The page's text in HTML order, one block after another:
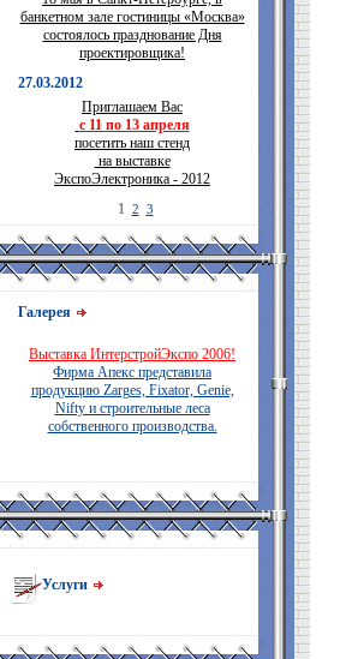
банкетном зале гостиницы «Москва»
состоялось празднование Дня
проектировщика!
27.03.2012
Приглашаем Вас
с 11 по 13 апреля
посетить наш стенд
на выставке
ЭкспоЭлектроника - 2012
1 2 3
Галерея
Выставка ИнтерстройЭкспо 2006!
Фирма Апекс представила
продукцию Zarges, Fixator, Genie,
Nifty и строительные леса
собственного производства.
Услуги